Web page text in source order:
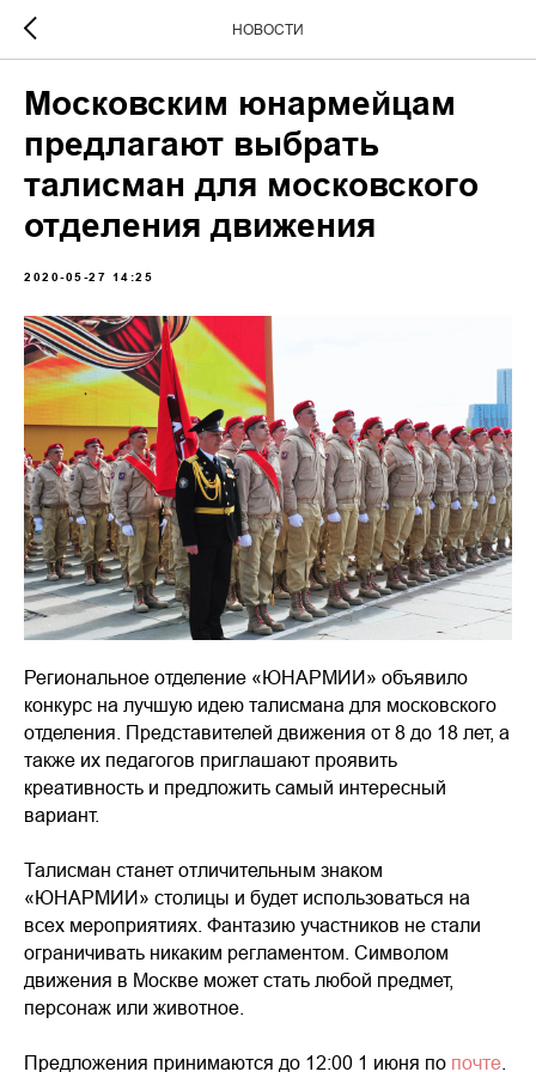
НОВОСТИ
Московским юнармейцам
предлагают выбрать
талисман для московского
отделения движения
2020-05-27 14:25
Региональное отделение «ЮНАРМИИ» объявило
конкурс на лучшую идею талисмана для московского
отделения. Представителей движения от 8 до 18 лет, а
также их педагогов приглашают проявить
креативность и предложить самый интересный
вариант.
Талисман станет отличительным знаком
«ЮНАРМИИ» столицы и будет использоваться на
всех мероприятиях. Фантазию участников не стали
ограничивать никаким регламентом. Символом
движения в Москве может стать любой предмет,
персонаж или животное.
Предложения принимаются до 12:00 1 июня по почте